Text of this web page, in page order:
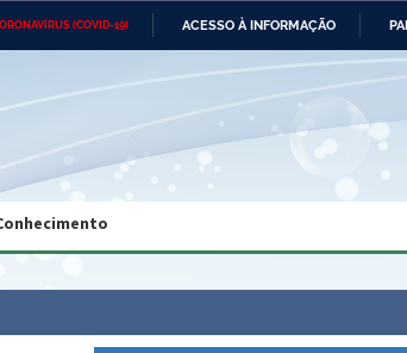
(COVID-19) ACESSO À INFORMAÇÃO
Ministério das Relações
e dos
União Banco Central do Brasil Planalto